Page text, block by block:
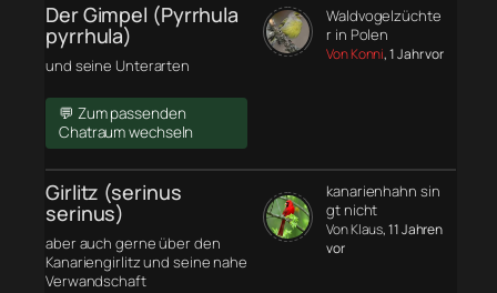
Der Gimpel (Pyrrhula
pyrrhula)
und seine Unterarten
💬 Zum passenden
Chatraum wechseln
Waldvogelzüchte
r in Polen
Von Konni, 1 Jahr vor
Girlitz (serinus
serinus)
aber auch gerne über den
Kanariengirlitz und seine nahe
Verwandschaft
kanarienhahn sin
gt nicht
Von Klaus, 11 Jahren
vor